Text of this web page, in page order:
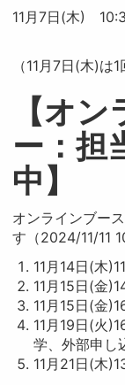
11月7日(木)
（11月7日(木)は
【オ
ー：担
中】
オンラインブー
す（2024/11/11
11月14日(木
11月15日(金
11月15日(金
11月19日(火
学、外部申し
11月21日(木